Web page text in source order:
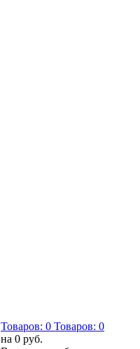
Товаров: 0 Товаров: 0
на 0 руб.